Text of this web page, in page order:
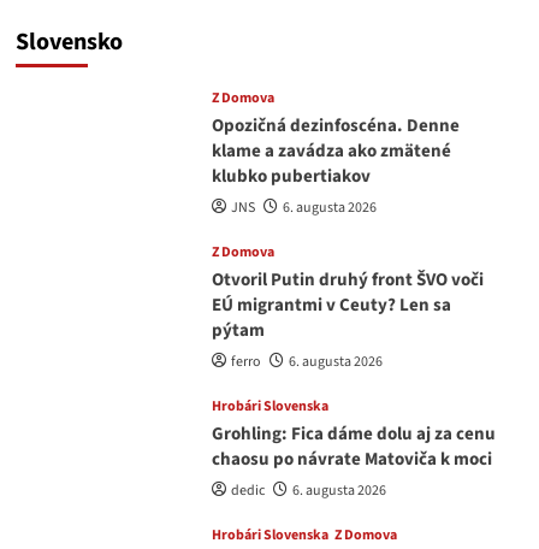
Slovensko
Z Domova
Opozičná dezinfoscéna. Denne
klame a zavádza ako zmätené
klubko pubertiakov
JNS 6. augusta 2026
Z Domova
Otvoril Putin druhý front ŠVO voči
EÚ migrantmi v Ceuty? Len sa
pýtam
ferro 6. augusta 2026
Hrobári Slovenska
Grohling: Fica dáme dolu aj za cenu
chaosu po návrate Matoviča k moci
dedic 6. augusta 2026
Hrobári Slovenska Z Domova